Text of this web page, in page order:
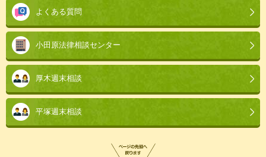
よくある質問
小田原法律相談センター
厚木週末相談
平塚週末相談